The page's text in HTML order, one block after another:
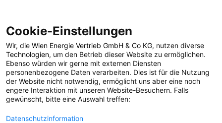
POSTS BY TAG
Waldstadt
1 BEITRAG
Cookie-Einstellungen
Wir, die Wien Energie Vertrieb GmbH & Co KG, nutzen diverse
Technologien, um den Betrieb dieser Website zu ermöglichen.
Ebenso würden wir gerne mit externen Diensten
personenbezogene Daten verarbeiten. Dies ist für die Nutzung
der Website nicht notwendig, ermöglicht uns aber eine noch
engere Interaktion mit unseren Website-Besuchern. Falls
gewünscht, bitte eine Auswahl treffen:
Datenschutzinformation